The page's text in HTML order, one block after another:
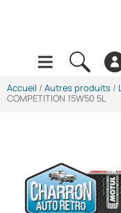
Accueil / Autres produits /
COMPETITION 15W50 5L